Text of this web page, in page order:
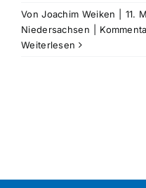
VonJoachim Weiken 11.
Niedersachsen
Weiterlesen